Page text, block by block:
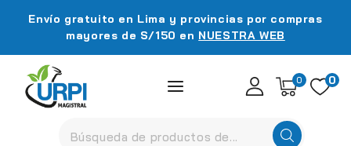
Envío gratuito en Lima y provincias por compras
mayores de S/150 en NUESTRA WEB
0 0